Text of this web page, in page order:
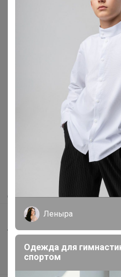
3 4
Показаны записи
Как здесь все устроено?
Как сделать заказ?
Как получить?
Доставка
Шоурумы
Торговые марки
Наша команда
В наличии
Леныра
Одежда для
спортом